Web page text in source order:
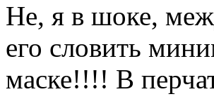
Не, я в шоке,
его словить
маске!!!! В